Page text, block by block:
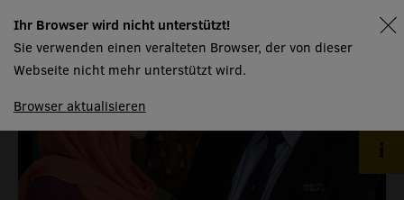
spielplan zeitzeugen
historische medienberichte
Ihr Browser wird nicht unterstützt!
Sie verwenden einen veralteten Browser, der von dieser
Webseite nicht mehr unterstützt wird.
Browser aktualisieren